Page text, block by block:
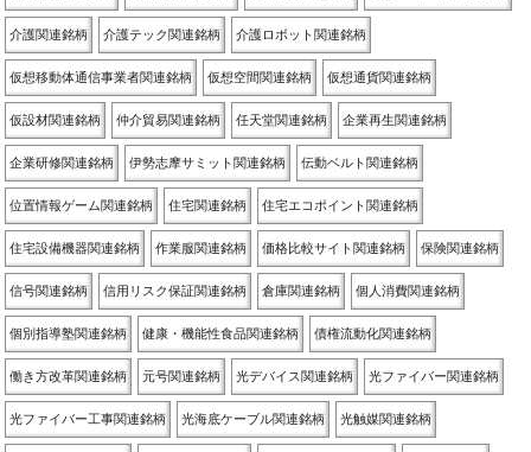
介護関連銘柄 介護テック関連銘柄 介護ロボット関連銘柄
仮想移動体通信事業者関連銘柄 仮想空間関連銘柄 仮想通貨関連銘柄
仮設材関連銘柄 仲介貿易関連銘柄 任天堂関連銘柄 企業再生関連銘柄
企業研修関連銘柄 伊勢志摩サミット関連銘柄 伝動ベルト関連銘柄
位置情報ゲーム関連銘柄 住宅関連銘柄 住宅エコポイント関連銘柄
住宅設備機器関連銘柄 作業服関連銘柄 価格比較サイト関連銘柄 保険関連銘柄
信号関連銘柄 信用リスク保証関連銘柄 倉庫関連銘柄 個人消費関連銘柄
個別指導塾関連銘柄 健康・機能性食品関連銘柄 債権流動化関連銘柄
働き方改革関連銘柄 元号関連銘柄 光デバイス関連銘柄 光ファイバー関連銘柄
光ファイバー工事関連銘柄 光海底ケーブル関連銘柄 光触媒関連銘柄